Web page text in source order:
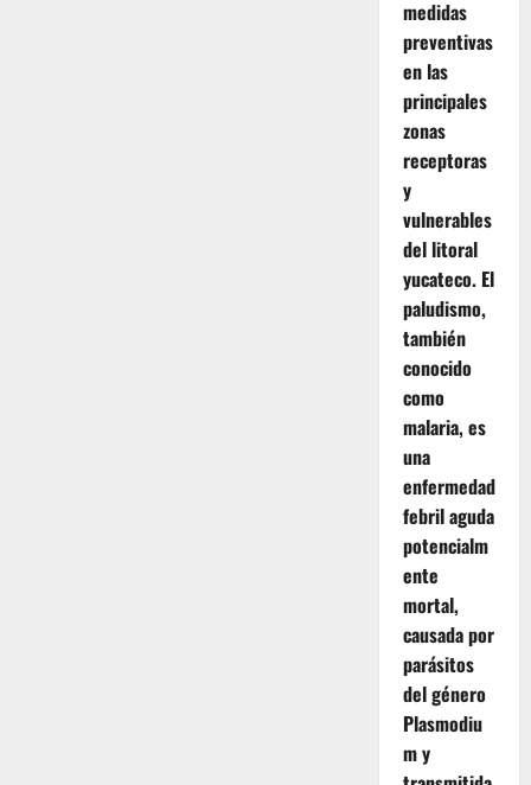
medidas
preventivas
en las
principales
zonas
receptoras
y
vulnerables
del litoral
yucateco. El
paludismo,
también
conocido
como
malaria, es
una
enfermedad
febril aguda
potencialm
ente
mortal,
causada por
parásitos
del género
Plasmodiu
m y